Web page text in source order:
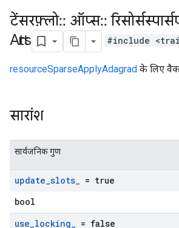
टेंसरफ़्लो:: ऑप्स::
Attrs
#include
resourceSparseApplyAdagrad के लिए
सारांश
सार्वजनिक गुण
update_slots_ = true
bool
use_locking_ = false